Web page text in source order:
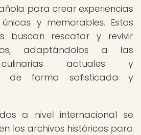
para crear experiencias
y memorables. Estos
buscan rescatar y revivir
adaptándolos a las
actuales y
de forma sofisticada y
a nivel internacional se
los archivos históricos para